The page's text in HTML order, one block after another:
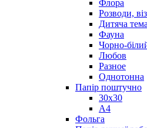
Флора
Розводи,
Дитяча тема
Фауна
Чорно-
Любов
Разное
Однотонна
Папір поштучно
30х30
А4
Фольга